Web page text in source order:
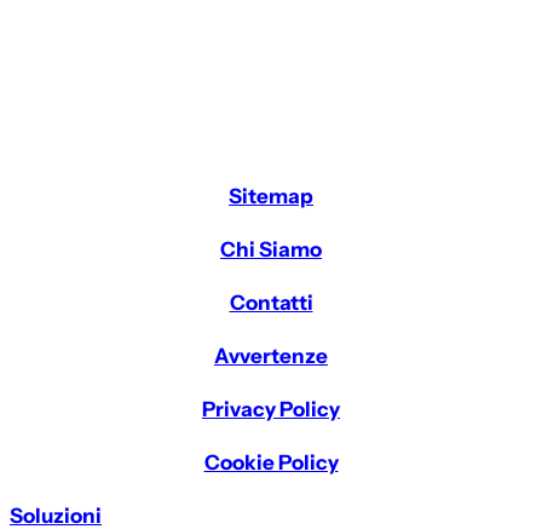
Sitemap
Chi Siamo
Contatti
Avvertenze
Privacy Policy
Cookie Policy
Soluzioni